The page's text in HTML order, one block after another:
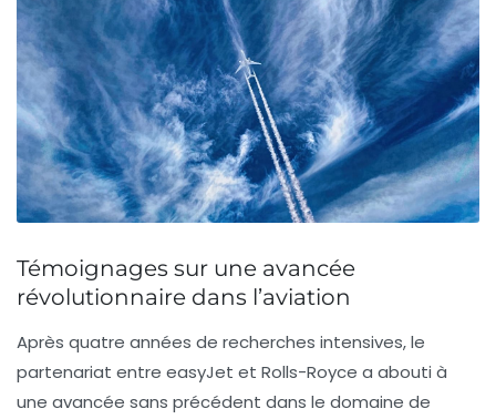
Témoignages sur une avancée
révolutionnaire dans l’aviation
Après quatre années de recherches intensives, le
partenariat entre easyJet et Rolls-Royce a abouti à
une avancée sans précédent dans le domaine de